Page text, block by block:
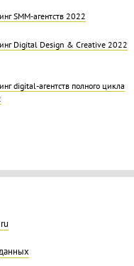
SMM-агентств 2022
Digital Design & Creative 2022
digital-агентств полного цикла